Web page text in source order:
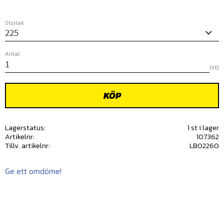
Storlek
Antal
st
KÖP
Lagerstatus
1 st i lager
Artikelnr
107362
Tillv. artikelnr
LBO2260
Ge ett omdöme!